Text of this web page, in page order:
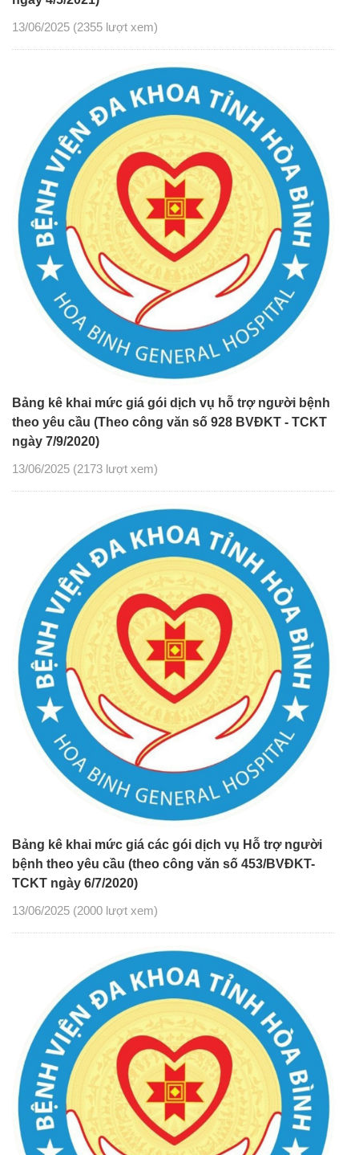
13/06/2025 (2355 lượt xem)
Bảng kê khai mức giá gói dịch vụ hỗ trợ người bệnh
theo yêu cầu (Theo công văn số 928 BVĐKT - TCKT
ngày 7/9/2020)
13/06/2025 (2173 lượt xem)
Bảng kê khai mức giá các gói dịch vụ Hỗ trợ người
bệnh theo yêu cầu (theo công văn số 453/BVĐKT-
TCKT ngày 6/7/2020)
13/06/2025 (2000 lượt xem)